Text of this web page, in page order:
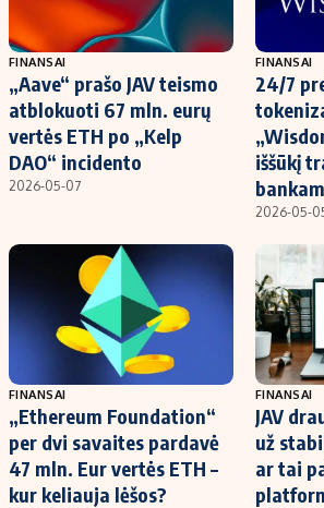
FINANSAI
„Aave“ prašo JAV teismo
atblokuoti 67 mln. eurų
vertės ETH po „Kelp
DAO“ incidento
2026-05-07
FINANSAI
24/7
iššūkį
2026-05-
FINANSAI
„Ethereum Foundation“
per dvi savaites pardavė
47 mln. Eur vertės ETH –
kur keliauja lėšos?
FINANSAI
JAV
už
ar tai